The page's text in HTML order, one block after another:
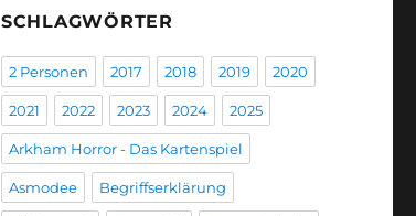
SCHLAGWÖRTER
2 Personen 2017 2018 2019 2020
2021 2022 2023 2024 2025
Arkham Horror - Das Kartenspiel
Asmodee Begriffserklärung